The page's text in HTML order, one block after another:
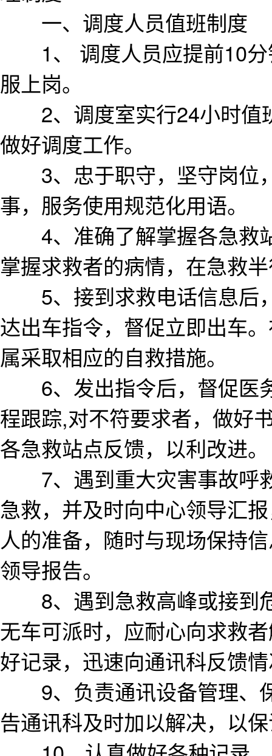
一、调度人员值班制度
1、 调度人员应提前10分
服上岗。
2、调度室实行24小时值
做好调度工作。
3、忠于职守，坚守岗位
事，服务使用规范化用语。
4、准确了解掌握各急救
掌握求救者的病情，在急救
5、接到求救电话信息后
达出车指令，督促立即出车
属采取相应的自救措施。
6、发出指令后，督促医
程跟踪,对不符要求者，做好
各急救站点反馈，以利改进。
7、遇到重大灾害事故呼
急救，并及时向中心领导汇
人的准备，随时与现场保持
领导报告。
8、遇到急救高峰或接到
无车可派时，应耐心向求救
好记录，迅速向通讯科反馈
9、负责通讯设备管理、
告通讯科及时加以解决，以